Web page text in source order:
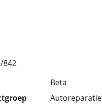
842
Beta
Autoreparatie